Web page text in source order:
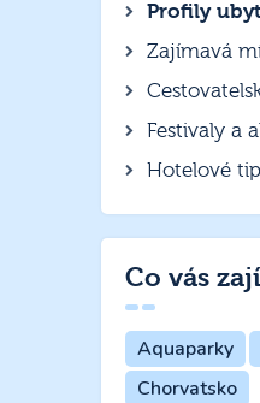
Profily
Zajímavá
Festivaly a
Hotelové
Co vás
Aquaparky
Chorvatsko